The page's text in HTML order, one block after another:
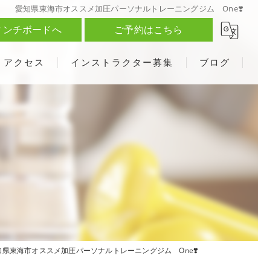
愛知県東海市オススメ加圧パーソナルトレーニングジム One❣️
ンチボードへ ご予約はこちら
アクセス インストラクター募集 ブログ
県東海市オススメ加圧パーソナルトレーニングジム One❣️